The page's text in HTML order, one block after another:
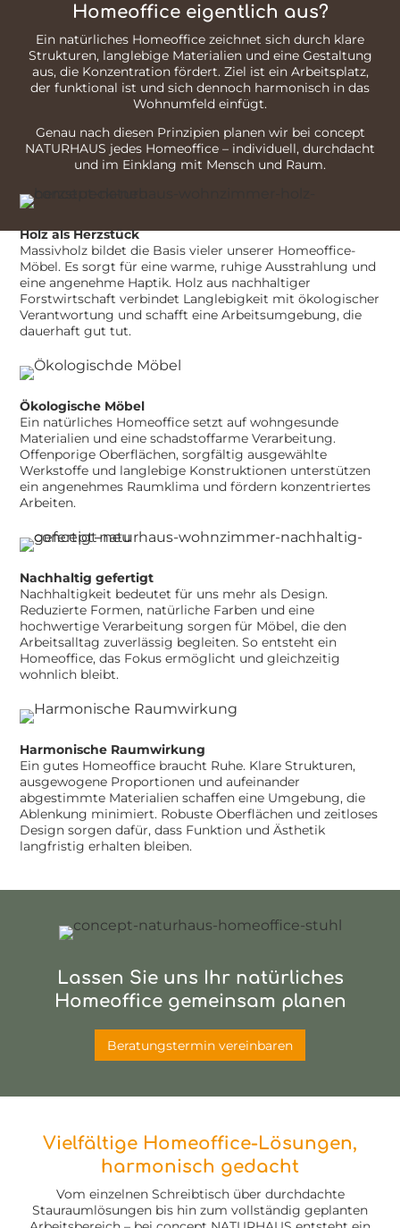
Homeoffice eigentlich aus?
Ein natürliches Homeoffice zeichnet sich durch klare
Strukturen, langlebige Materialien und eine Gestaltung
aus, die Konzentration fördert. Ziel ist ein Arbeitsplatz,
der funktional ist und sich dennoch harmonisch in das
Wohnumfeld einfügt.
Genau nach diesen Prinzipien planen wir bei concept
NATURHAUS jedes Homeoffice – individuell, durchdacht
und im Einklang mit Mensch und Raum.
Holz als Herzstück
Massivholz bildet die Basis vieler unserer Homeoffice-
Möbel. Es sorgt für eine warme, ruhige Ausstrahlung und
eine angenehme Haptik. Holz aus nachhaltiger
Forstwirtschaft verbindet Langlebigkeit mit ökologischer
Verantwortung und schafft eine Arbeitsumgebung, die
dauerhaft gut tut.
Ökologische Möbel
Ein natürliches Homeoffice setzt auf wohngesunde
Materialien und eine schadstoffarme Verarbeitung.
Offenporige Oberflächen, sorgfältig ausgewählte
Werkstoffe und langlebige Konstruktionen unterstützen
ein angenehmes Raumklima und fördern konzentriertes
Arbeiten.
Nachhaltig gefertigt
Nachhaltigkeit bedeutet für uns mehr als Design.
Reduzierte Formen, natürliche Farben und eine
hochwertige Verarbeitung sorgen für Möbel, die den
Arbeitsalltag zuverlässig begleiten. So entsteht ein
Homeoffice, das Fokus ermöglicht und gleichzeitig
wohnlich bleibt.
Harmonische Raumwirkung
Ein gutes Homeoffice braucht Ruhe. Klare Strukturen,
ausgewogene Proportionen und aufeinander
abgestimmte Materialien schaffen eine Umgebung, die
Ablenkung minimiert. Robuste Oberflächen und zeitloses
Design sorgen dafür, dass Funktion und Ästhetik
langfristig erhalten bleiben.
Lassen Sie uns Ihr natürliches
Homeoffice gemeinsam planen
Beratungstermin vereinbaren
Vielfältige Homeoffice-Lösungen,
harmonisch gedacht
Vom einzelnen Schreibtisch über durchdachte
Stauraumlösungen bis hin zum vollständig geplanten